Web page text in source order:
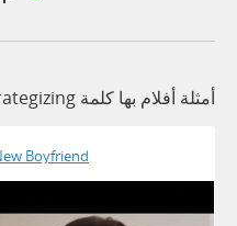
أمثلة أفلام بها كلمة Strategizing
Boyfriend